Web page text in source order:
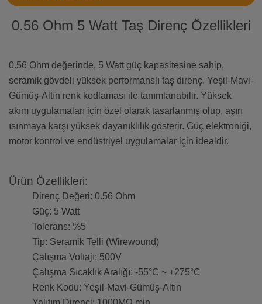
0.56 Ohm 5 Watt Taş Direnç Özellikleri
0.56 Ohm değerinde, 5 Watt güç kapasitesine sahip,
seramik gövdeli yüksek performanslı taş direnç. Yeşil-Mavi-
Gümüş-Altın renk kodlaması ile tanımlanabilir. Yüksek
akım uygulamaları için özel olarak tasarlanmış olup, aşırı
ısınmaya karşı yüksek dayanıklılık gösterir. Güç elektroniği,
motor kontrol ve endüstriyel uygulamalar için idealdir.
Ürün Özellikleri:
Direnç Değeri: 0.56 Ohm
Güç: 5 Watt
Tolerans: %5
Tip: Seramik Telli (Wirewound)
Çalışma Voltajı: 500V
Çalışma Sıcaklık Aralığı: -55°C ~ +275°C
Renk Kodu: Yeşil-Mavi-Gümüş-Altın